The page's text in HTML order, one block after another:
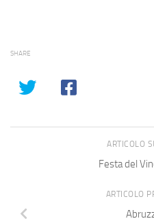
SHARE
ARTICOLO
Festa del
ARTICOLO